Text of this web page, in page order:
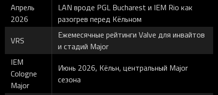
Апрель
2026
LAN вроде PGL Bucharest и IEM Rio как
разогрев перед Кёльном
VRS
Ежемесячные рейтинги Valve для инвайтов
и стадий Major
IEM
Cologne
Major
Июнь 2026, Кёльн, центральный Major
сезона